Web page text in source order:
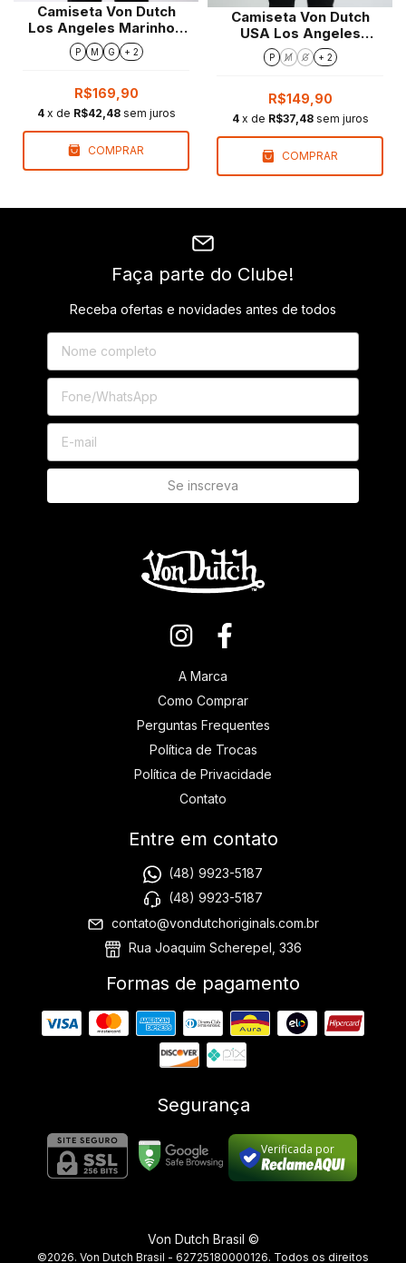
Camiseta Von Dutch
Los Angeles Marinho |
Oversize
P M G + 2
R$169,90
4 x de R$42,48 sem juros
COMPRAR
Camiseta Von Dutch
USA Los Angeles
Marinho | Regular Fit
P M G + 2
R$149,90
4 x de R$37,48 sem juros
COMPRAR
Faça parte do Clube!
Receba ofertas e novidades antes de todos
A Marca
Como Comprar
Perguntas Frequentes
Política de Trocas
Política de Privacidade
Contato
Entre em contato
(48) 9923-5187
(48) 9923-5187
contato@vondutchoriginals.com.br
Rua Joaquim Scherepel, 336
Formas de pagamento
Segurança
Verificada por
Von Dutch Brasil ©
©2026. Von Dutch Brasil - 62725180000126. Todos os direitos